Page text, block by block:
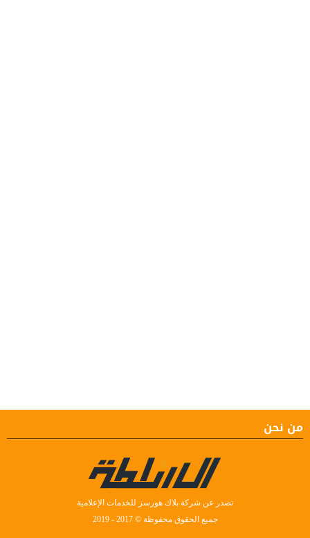
من نحن
تصدر عن شركة بلاك هورسز للخدمات الإعلامية
جميع الحقوق محفوظة © 2017 - 2019